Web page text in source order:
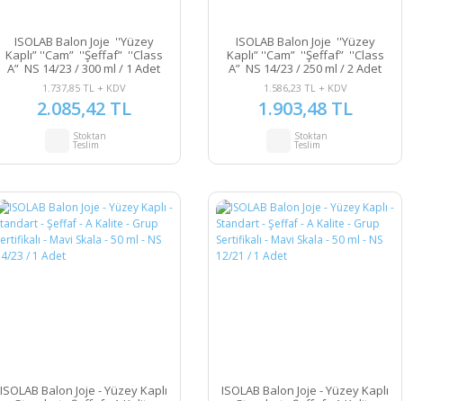
ISOLAB Balon Joje ''Yüzey
Kaplı” ''Cam” ''Şeffaf” ''Class
A” NS 14/23 / 300 ml / 1 Adet
1.737,85 TL + KDV
2.085,42 TL
Stoktan
Teslim
ISOLAB Balon Joje ''Yüzey
Kaplı” ''Cam” ''Şeffaf” ''Class
A” NS 14/23 / 250 ml / 2 Adet
1.586,23 TL + KDV
1.903,48 TL
Stoktan
Teslim
ISOLAB Balon Joje - Yüzey Kaplı
ISOLAB Balon Joje - Yüzey Kaplı